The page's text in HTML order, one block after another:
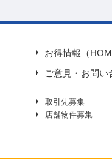
お得情報（
ご意見・お問い
取引先募集
店舗物件募集